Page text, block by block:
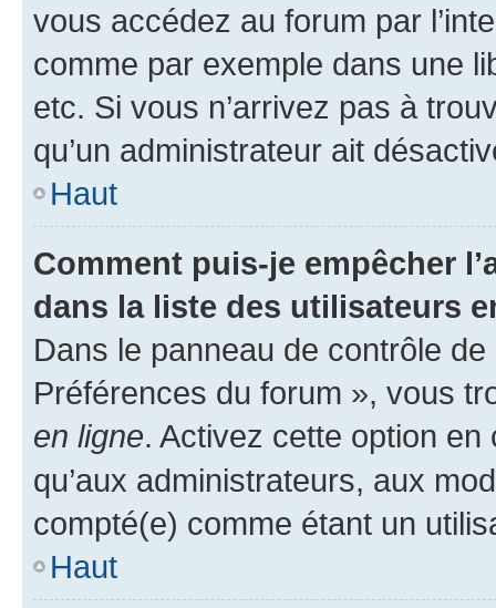
vous accédez au forum par
comme par exemple dans une
etc. Si vous n’arrivez pas à
qu’un administrateur ait
Haut
Comment puis-je empêcher
dans la liste des utilisateurs
Dans le panneau de contrôle
Préférences du forum », vous
en ligne. Activez cette option
qu’aux administrateurs, aux
compté(e) comme étant un
Haut